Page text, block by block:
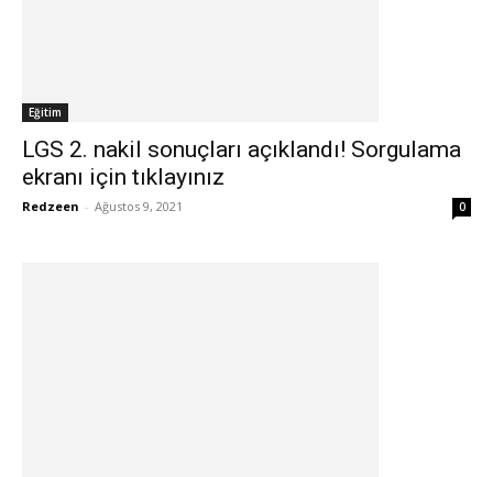
Eğitim
LGS 2. nakil sonuçları açıklandı! Sorgulama
ekranı için tıklayınız
Redzeen - Ağustos 9, 2021 0